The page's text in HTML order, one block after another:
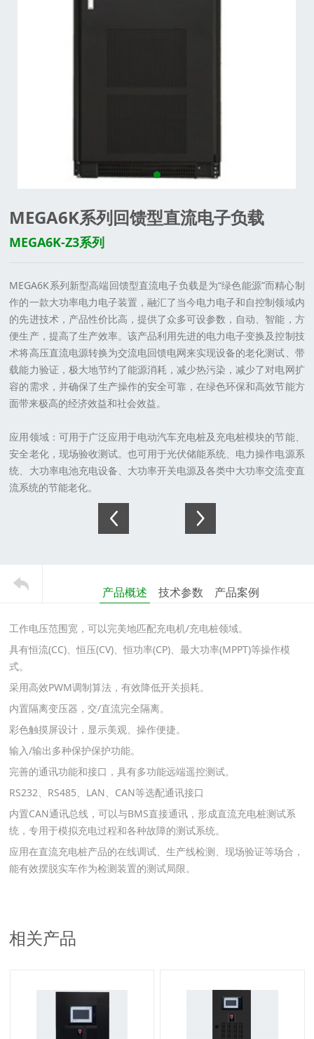
MEGA6K系列回馈型直流电子负载
MEGA6K-Z3系列
MEGA6K系列新型高端回馈型直流电子负载是为“绿色能源”而精心制
作的一款大功率电力电子装置，融汇了当今电力电子和自控制领域内
的先进技术，产品性价比高，提供了众多可设参数，自动、智能，方
便生产，提高了生产效率。该产品利用先进的电力电子变换及控制技
术将高压直流电源转换为交流电回馈电网来实现设备的老化测试、带
载能力验证，极大地节约了能源消耗，减少热污染，减少了对电网扩
容的需求，并确保了生产操作的安全可靠，在绿色环保和高效节能方
面带来极高的经济效益和社会效益。
应用领域： 可用于广泛应用于电动汽车充电桩及充电桩模块的节能、
安全老化，现场验收测试。也可用于光伏储能系统、电力操作电源系
统、大功率电池充电设备、大功率开关电源及各类中大功率交流变直
流系统的节能老化。
产品概述 技术参数 产品案例
工作电压范围宽，可以完美地匹配充电机/充电桩领域。
具有恒流(CC)、恒压(CV)、恒功率(CP)、最大功率(MPPT)等操作模
式。
采用高效PWM调制算法，有效降低开关损耗。
内置隔离变压器，交/直流完全隔离。
彩色触摸屏设计，显示美观、操作便捷。
输入/输出多种保护保护功能。
完善的通讯功能和接口，具有多功能远端遥控测试。
RS232、 RS485、 LAN、 CAN等选配通讯接口
内置CAN通讯总线，可以与BMS直接通讯，形成直流充电桩测试系
统，专用于模拟充电过程和各种故障的测试系统。
应用在直流充电桩产品的在线调试、生产线检测、现场验证等场合，
能有效摆脱实车作为检测装置的测试局限。
相关产品